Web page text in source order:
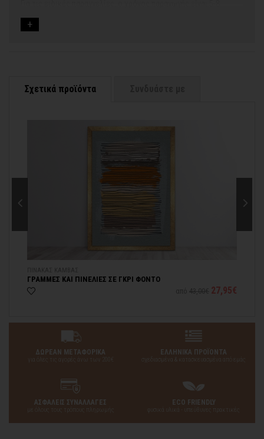
Εφόσον επιλέξετε να προσθέσετε και διακοσμητική κορνίζα
λίγος περισσότερος χρόνος για να παραδοθεί.
Μπορείτε πάντα να επικοινωνείτε μαζί μας για περισσότερες
info@thinkart.gr
Σχετικά προϊόντα
ΓΡΑΜΜΕΣ ΚΑΙ ΠΙΝΕΛΙΕΣ ΣΕ ΓΚΡΙ ΦΟΝΤΟ
27,95€
ΔΩΡΕΑΝ ΜΕΤΑΦΟΡΙΚΑ
για όλες τις αγορές άνω των 200€
ΕΛΛΗΝΙΚΑ ΠΡΟΪΟΝΤΑ
σχεδιασμένα & κατασκευασμένα από εμάς
ΑΣΦΑΛΕΙΣ ΣΥΝΑΛΛΑΓΕΣ
με όλους τους τρόπους πληρωμής
ECO FRIENDLY
φυσικά υλικά - υπεύθυνες πρακτικές